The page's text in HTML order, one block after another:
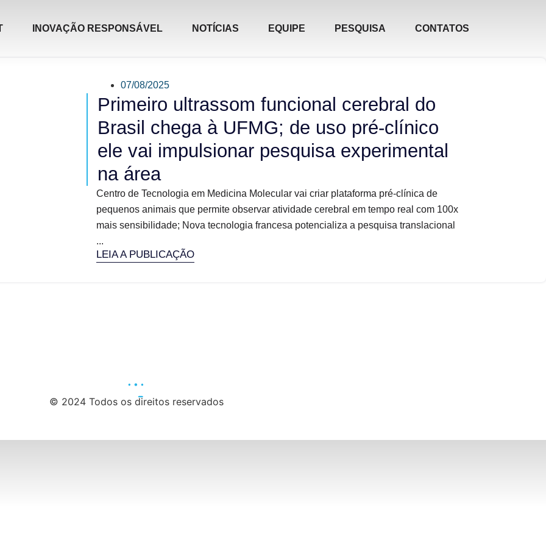
INOVAÇÃO RESPONSÁVEL NOTÍCIAS EQUIPE PESQUISA CONTATOS
07/08/2025
Primeiro ultrassom funcional cerebral do
Brasil chega à UFMG; de uso pré-clínico
ele vai impulsionar pesquisa experimental
na área
Centro de Tecnologia em Medicina Molecular vai criar plataforma pré-clínica de
pequenos animais que permite observar atividade cerebral em tempo real com 100x
mais sensibilidade; Nova tecnologia francesa potencializa a pesquisa translacional
...
LEIA A PUBLICAÇÃO
© 2024 Todos os direitos reservados